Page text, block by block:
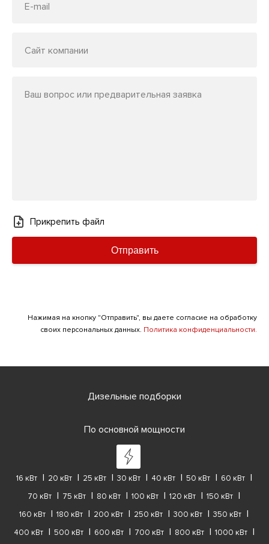
E-mail
Сайт компании
Ваш вопрос или предварительная заявка
Прикрепить файл
Отправить
Нажимая на кнопку "Отправить", вы даете согласие на обработку
своих персональных данных. Политика конфиденциальности.
Дизельные подборки
По основной мощности
16 кВт 20 кВт 25 кВт 30 кВт 40 кВт 50 кВт
60 кВт
70 кВт
75 кВт 80 кВт 100 кВт 120 кВт
150 кВт
160 кВт
180 кВт 200 кВт 250 кВт 300 кВт
350 кВт
400 кВт
500 кВт 600 кВт 700 кВт 800 кВт
1000 кВт